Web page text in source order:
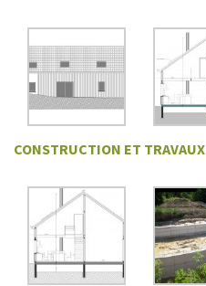
CONSTRUCTION ET TRAVAUX